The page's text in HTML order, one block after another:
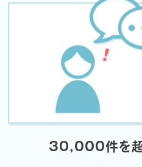
30,000件を超